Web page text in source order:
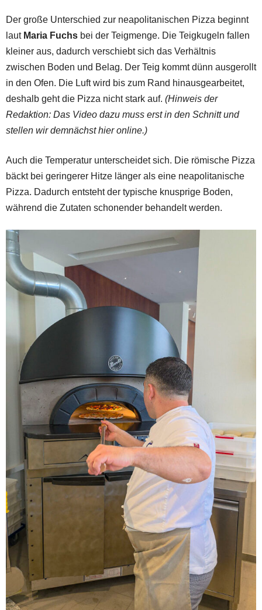
Der große Unterschied zur neapolitanischen Pizza beginnt
laut Maria Fuchs bei der Teigmenge. Die Teigkugeln fallen
kleiner aus, dadurch verschiebt sich das Verhältnis
zwischen Boden und Belag. Der Teig kommt dünn ausgerollt
in den Ofen. Die Luft wird bis zum Rand hinausgearbeitet,
deshalb geht die Pizza nicht stark auf. (Hinweis der
Redaktion: Das Video dazu muss erst in den Schnitt und
stellen wir demnächst hier online.)
Auch die Temperatur unterscheidet sich. Die römische Pizza
bäckt bei geringerer Hitze länger als eine neapolitanische
Pizza. Dadurch entsteht der typische knusprige Boden,
während die Zutaten schonender behandelt werden.